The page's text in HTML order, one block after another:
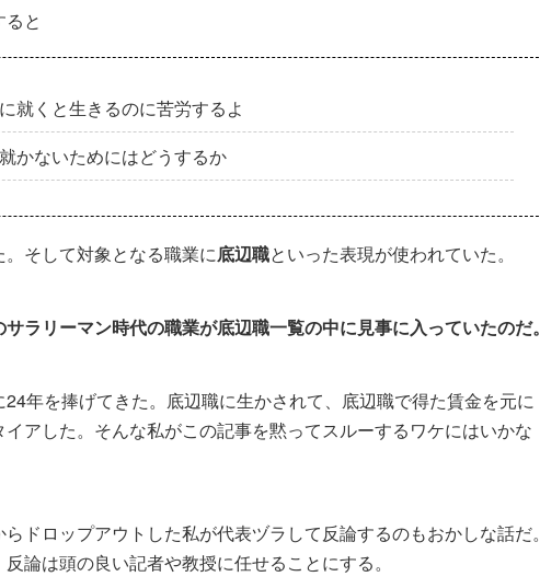
と
就くと生きるのに苦労するよ
かないためにはどうするか
そして対象となる職業に底辺職といった表現が使われていた。
サラリーマン時代の職業が底辺職一覧の中に見事に入っていたのだ。
年を捧げてきた。底辺職に生かされて、底辺職で得た賃金を元に
アした。そんな私がこの記事を黙ってスルーするワケにはいかな
ドロップアウトした私が代表ヅラして反論するのもおかしな話だ。
論は頭の良い記者や教授に任せることにする。